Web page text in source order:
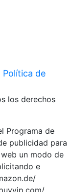
Política de
los derechos
Programa de
publicidad para
un modo de
e